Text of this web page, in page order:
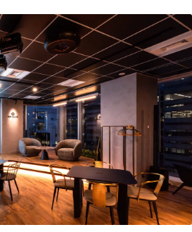
機器の入れ替えとシステム構築